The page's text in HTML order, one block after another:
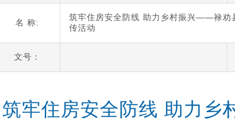
名 称:
筑牢住房安全防线 助力乡村振兴——禄劝
传活动
文号：
筑牢住房安全防线 助力